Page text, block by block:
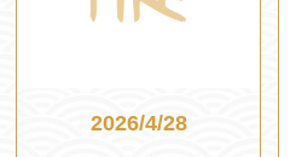
2026/4/28